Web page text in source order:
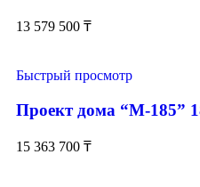
13 579 500 ₸
Быстрый просмотр
Проект дома “М-185”
15 363 700 ₸